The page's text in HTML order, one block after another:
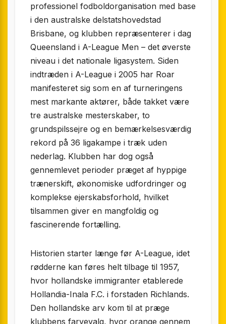
professionel fodboldorganisation med base
i den australske delstatshovedstad
Brisbane, og klubben repræsenterer i dag
Queensland i A-League Men – det øverste
niveau i det nationale ligasystem. Siden
indtræden i A-League i 2005 har Roar
manifesteret sig som en af turneringens
mest markante aktører, både takket være
tre australske mesterskaber, to
grundspilssejre og en bemærkelsesværdig
rekord på 36 ligakampe i træk uden
nederlag. Klubben har dog også
gennemlevet perioder præget af hyppige
trænerskift, økonomiske udfordringer og
komplekse ejerskabsforhold, hvilket
tilsammen giver en mangfoldig og
fascinerende fortælling.
Historien starter længe før A-League, idet
rødderne kan føres helt tilbage til 1957,
hvor hollandske immigranter etablerede
Hollandia-Inala F.C. i forstaden Richlands.
Den hollandske arv kom til at præge
klubbens farvevalg, hvor orange gennem